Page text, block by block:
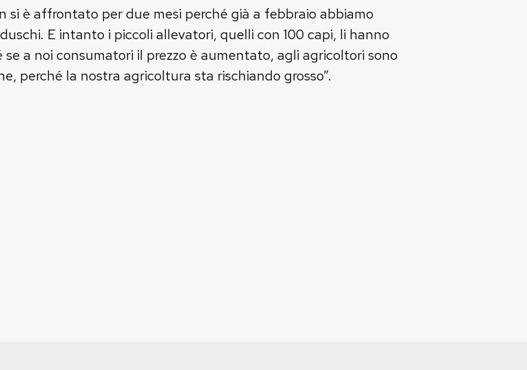
si è affrontato per due mesi perché già a febbraio abbiamo
E intanto i piccoli allevatori, quelli con 100 capi, li hanno
a noi consumatori il prezzo è aumentato, agli agricoltori sono
perché la nostra agricoltura sta rischiando grosso”.